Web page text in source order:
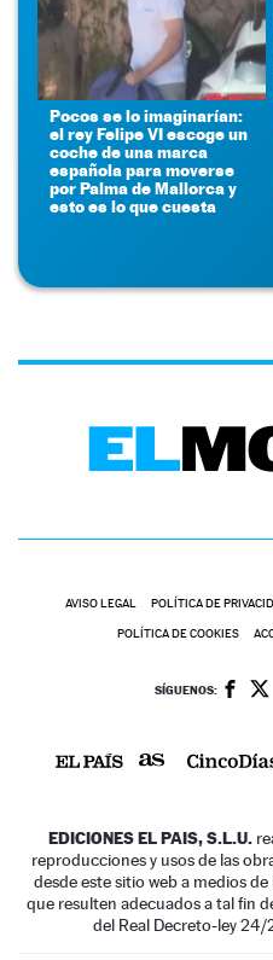
Pocos se lo imaginarían:
el rey Felipe VI escoge un
coche de una marca
española para moverse
por Palma de Mallorca y
esto es lo que cuesta
AVISO LEGAL POLÍTICA DE
POLÍTICA DE COOKIES
SÍGUENOS:
EDICIONES EL PAIS, S.L.U.
reproducciones y usos de las
desde este sitio web a medios
que resulten adecuados a tal fin
del Real Decreto-ley 24/